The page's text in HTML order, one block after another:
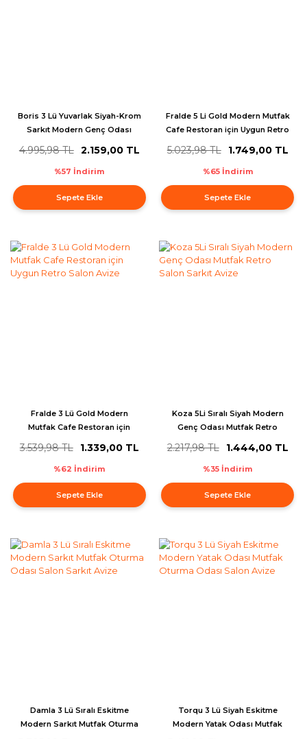
Boris 3 Lü Yuvarlak Siyah-Krom
Sarkıt Modern Genç Odası
4.995,98 TL 2.159,00 TL
%57 İndirim
Sepete Ekle
Fralde 5 Li Gold Modern Mutfak
Cafe Restoran için Uygun Retro
5.023,98 TL 1.749,00 TL
%65 İndirim
Sepete Ekle
Fralde 3 Lü Gold Modern
Mutfak Cafe Restoran için
3.539,98 TL 1.339,00 TL
%62 İndirim
Sepete Ekle
Koza 5Li Sıralı Siyah Modern
Genç Odası Mutfak Retro
2.217,98 TL 1.444,00 TL
%35 İndirim
Sepete Ekle
Damla 3 Lü Sıralı Eskitme
Modern Sarkıt Mutfak Oturma
Torqu 3 Lü Siyah Eskitme
Modern Yatak Odası Mutfak